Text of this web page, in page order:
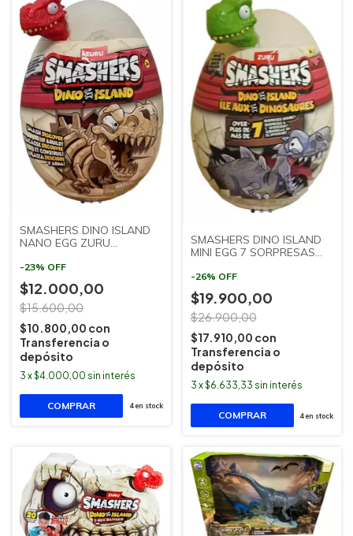
SMASHERS DINO ISLAND
NANO EGG ZURU
-23% OFF
$12.000,00
$15.600,00
$10.800,00 con
Transferencia o
depósito
3 x$4.000,00 sin interés
4en stock
SMASHERS DINO ISLAND
MINI EGG 7 SORPRESAS
-26% OFF
$19.900,00
$26.900,00
$17.910,00 con
Transferencia o
depósito
3 x$6.633,33 sin interés
4en stock